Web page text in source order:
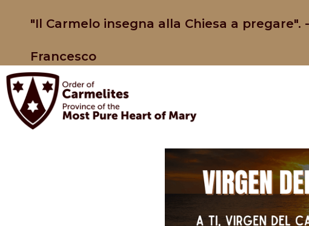
"Il Carmelo insegna alla Chiesa a pregare".
Francesco